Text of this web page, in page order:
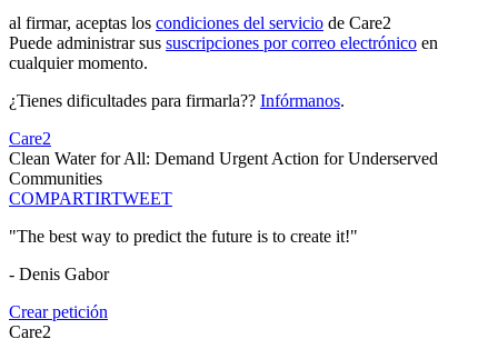
al firmar, aceptas los condiciones del servicio de Care2
Puede administrar sus suscripciones por correo electrónico en
cualquier momento.
¿Tienes dificultades para firmarla?? Infórmanos.
Care2
Clean Water for All: Demand Urgent Action for Underserved
Communities
COMPARTIRTWEET
"The best way to predict the future is to create it!"
- Denis Gabor
Crear petición
Care2